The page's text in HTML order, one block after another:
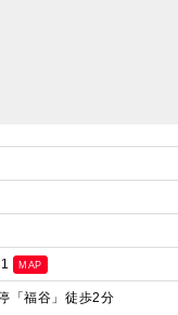
MAP
「福谷」徒歩2分